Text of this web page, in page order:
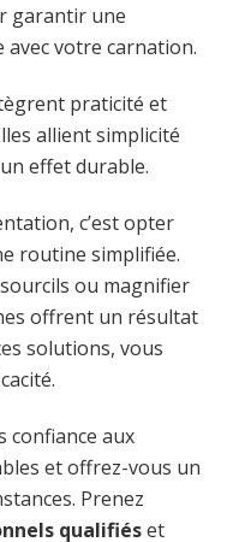
garantir une
votre carnation.
praticité et
allient simplicité
effet durable.
c’est opter
routine simplifiée.
ou magnifier
offrent un résultat
solutions, vous
confiance aux
et offrez-vous un
Prenez
qualifiéset